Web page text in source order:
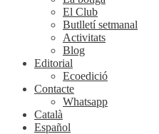
El Club
Butlletí setmanal
Activitats
Blog
Editorial
Ecoedició
Contacte
Whatsapp
Català
Español